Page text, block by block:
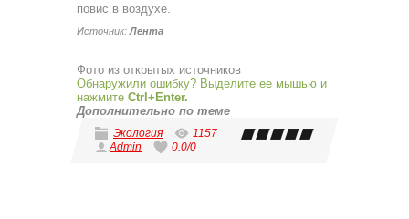
повис в воздухе.
Источник: Лента
Фото из открытых источников
Обнаружили ошибку? Выделите ее мышью и
нажмите Ctrl+Enter.
Дополнительно по теме
Экология
1157
Admin
0.0/0